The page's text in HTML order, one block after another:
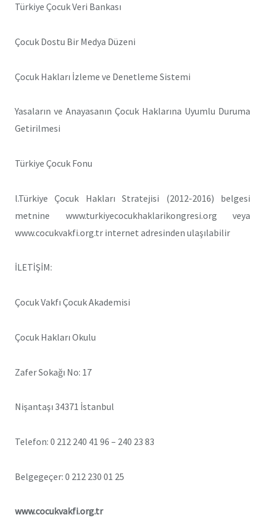
Türkiye Çocuk Veri Bankası
Çocuk Dostu Bir Medya Düzeni
Çocuk Hakları İzleme ve Denetleme Sistemi
Yasaların ve Anayasanın Çocuk Haklarına Uyumlu Duruma
Getirilmesi
Türkiye Çocuk Fonu
l.Türkiye Çocuk Hakları Stratejisi (2012-2016) belgesi
metnine www.turkiyecocukhaklarikongresi.org veya
www.cocukvakfi.org.tr internet adresinden ulaşılabilir
İLETİŞİM:
Çocuk Vakfı Çocuk Akademisi
Çocuk Hakları Okulu
Zafer Sokağı No: 17
Nişantaşı 34371 İstanbul
Telefon: 0 212 240 41 96 – 240 23 83
Belgegeçer: 0 212 230 01 25
www.cocukvakfi.org.tr